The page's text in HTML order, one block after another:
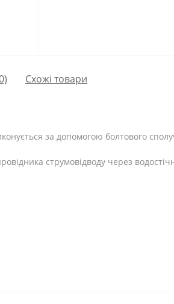
Схожі товари
за допомогою болтового
струмовідводу через